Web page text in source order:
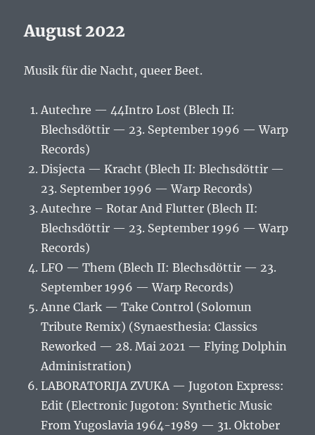
August 2022
Musik für die Nacht, queer Beet.
Autechre — 44Intro Lost (Blech II:
Blechsdöttir — 23. September 1996 — Warp
Records)
Disjecta — Kracht (Blech II: Blechsdöttir —
23. September 1996 — Warp Records)
Autechre – Rotar And Flutter (Blech II:
Blechsdöttir — 23. September 1996 — Warp
Records)
LFO — Them (Blech II: Blechsdöttir — 23.
September 1996 — Warp Records)
Anne Clark — Take Control (Solomun
Tribute Remix) (Synaesthesia: Classics
Reworked — 28. Mai 2021 — Flying Dolphin
Administration)
LABORATORIJA ZVUKA — Jugoton Express:
Edit (Electronic Jugoton: Synthetic Music
From Yugoslavia 1964-1989 — 31. Oktober